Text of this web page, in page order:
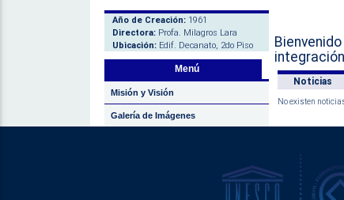
Año de Creación: 1961
Directora: Profa. Milagros Lara
Ubicación: Edif. Decanato, 2do Piso
Menú
Misión y Visión
Galería de Imágenes
Noticias
No existen